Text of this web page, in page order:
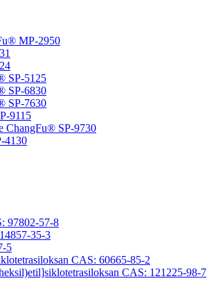
MP-2950
SP-5125
SP-6830
SP-7630
9115
ChangFu® SP-9730
4130
97802-57-8
35-3
5
CAS: 60665-85-2
CAS: 121225-98-7